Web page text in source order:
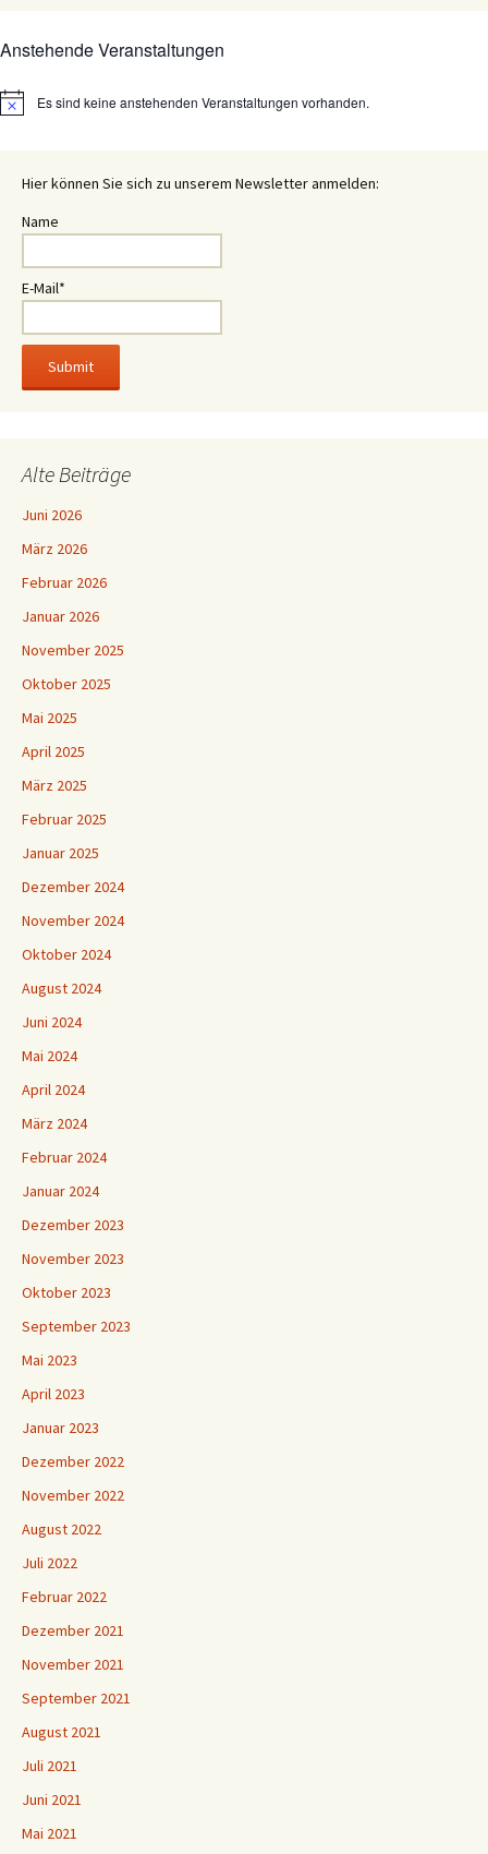
Anstehende Veranstaltungen
HinweisEs sind keine anstehenden Veranstaltungen vorhanden.
Hier können Sie sich zu unserem Newsletter anmelden:
Name
E-Mail*
Alte Beiträge
Juni 2026
März 2026
Februar 2026
Januar 2026
November 2025
Oktober 2025
Mai 2025
April 2025
März 2025
Februar 2025
Januar 2025
Dezember 2024
November 2024
Oktober 2024
August 2024
Juni 2024
Mai 2024
April 2024
März 2024
Februar 2024
Januar 2024
Dezember 2023
November 2023
Oktober 2023
September 2023
Mai 2023
April 2023
Januar 2023
Dezember 2022
November 2022
August 2022
Juli 2022
Februar 2022
Dezember 2021
November 2021
September 2021
August 2021
Juli 2021
Juni 2021
Mai 2021